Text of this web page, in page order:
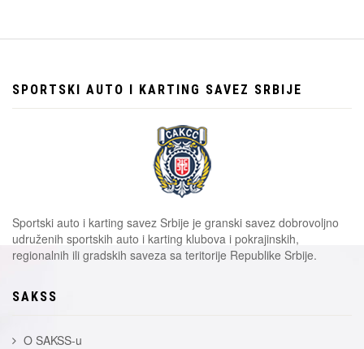
SPORTSKI AUTO I KARTING SAVEZ SRBIJE
Sportski auto i karting savez Srbije je granski savez dobrovoljno
udruženih sportskih auto i karting klubova i pokrajinskih,
regionalnih ili gradskih saveza sa teritorije Republike Srbije.
SAKSS
O SAKSS-u